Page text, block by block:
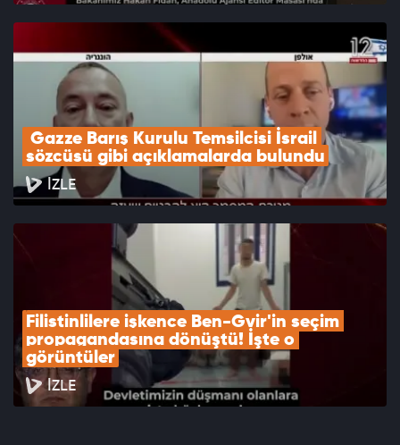
sözcüsü gibi açıklamalarda bulundu
İZLE
Filistinlilere işkence Ben-Gvir'in seçim
propagandasına dönüştü! İşte o
görüntüler
İZLE